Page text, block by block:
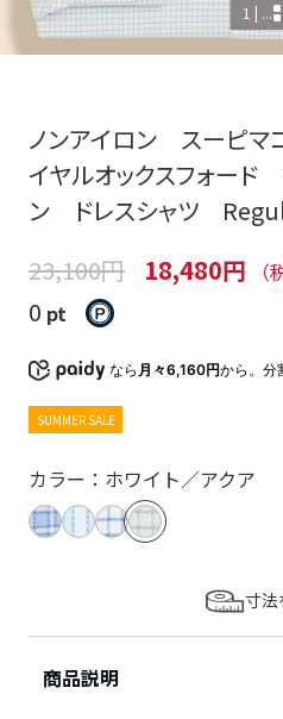
1 | ...
ノンアイロン スーピマ
イヤルオックスフォー
ン ドレスシャツ
23,100円
18,480円 （
0 pt
なら 月々6,160円から。分
SUMMER SALE
カラー：ホワイト／アクア
寸法
商品説明